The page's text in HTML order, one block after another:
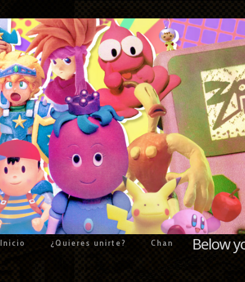
Inicio ¿Quieres unirte? Chan
Below